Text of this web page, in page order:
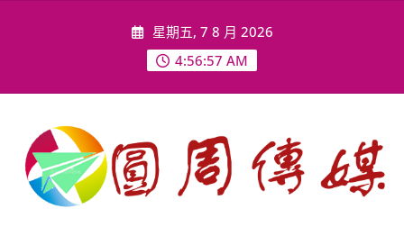
星期五, 7 8 月 2026
4:56:59 AM